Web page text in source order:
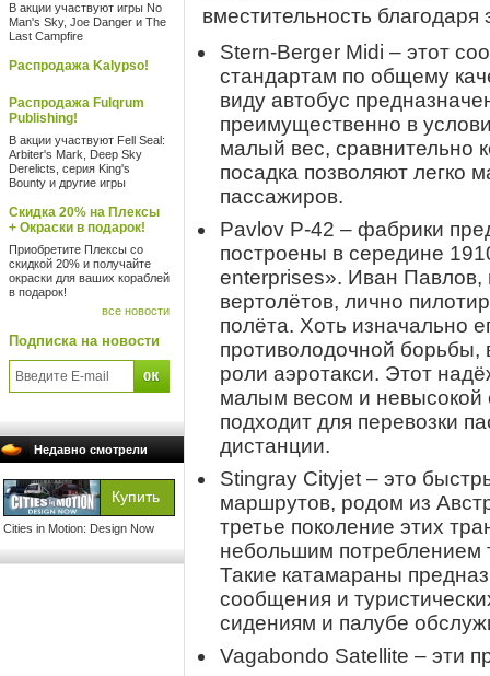
В акции участвуют игры No
Man's Sky, Joe Danger и The
Last Campfire
Распродажа Kalypso!
Распродажа Fulqrum
Publishing!
В акции участвуют Fell Seal:
Arbiter's Mark, Deep Sky
Derelicts, серия King's
Bounty и другие игры
Скидка 20% на Плексы
+ Окраски в подарок!
Приобретите Плексы со
скидкой 20% и получайте
окраски для ваших кораблей
в подарок!
все новости
Подписка на новости
Недавно смотрели
Cities in Motion: Design Now
вместительность
Stern-Berger Midi – этот
стандартам по общему
виду автобус
преимущественно в
малый вес, сравнительно
посадка позволяют легко
пассажиров.
Pavlov P-42 – фабрики
построены в середине
enterprises». Иван Павлов,
вертолётов, лично
полёта. Хоть изначально
противолодочной борьбы,
роли аэротакси. Этот
малым весом и невысокой
подходит для перевозки
дистанции.
Stingray Cityjet – это
маршрутов, родом из
третье поколение этих
небольшим потреблением
Такие катамараны
сообщения и
сидениям и палубе
Vagabondo Satellite – эти